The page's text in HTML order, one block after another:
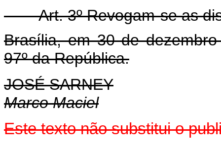
Art. 3º Revogam-se as
Brasília, em 30 de
97º da República.
JOSÉ SARNEY
Marco Maciel
Este texto não substitui o